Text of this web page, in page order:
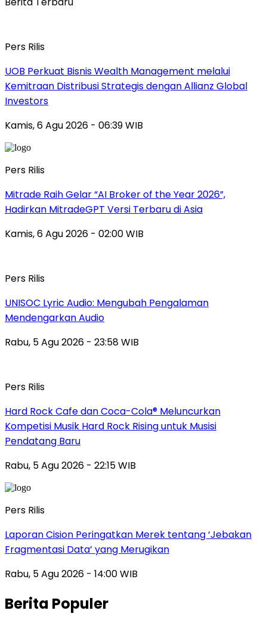
Pers Rilis
UOB Perkuat Bisnis Wealth Management melalui
Kemitraan Distribusi Strategis dengan Allianz Global
Investors
Kamis, 6 Agu 2026 - 06:39 WIB
Pers Rilis
Mitrade Raih Gelar “AI Broker of the Year 2026”,
Hadirkan MitradeGPT Versi Terbaru di Asia
Kamis, 6 Agu 2026 - 02:00 WIB
Pers Rilis
UNISOC Lyric Audio: Mengubah Pengalaman
Mendengarkan Audio
Rabu, 5 Agu 2026 - 23:58 WIB
Pers Rilis
Hard Rock Cafe dan Coca-Cola® Meluncurkan
Kompetisi Musik Hard Rock Rising untuk Musisi
Pendatang Baru
Rabu, 5 Agu 2026 - 22:15 WIB
Pers Rilis
Laporan Cision Peringatkan Merek tentang ‘Jebakan
Fragmentasi Data’ yang Merugikan
Rabu, 5 Agu 2026 - 14:00 WIB
Berita Populer